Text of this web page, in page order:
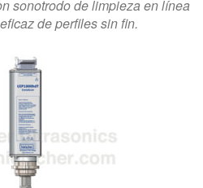
sonotrodo de limpieza en línea
de perfiles sin fin.